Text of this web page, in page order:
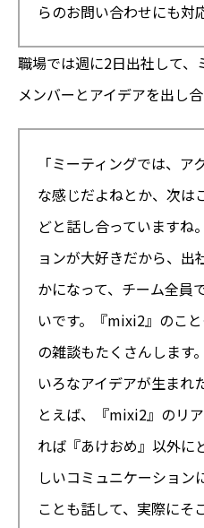
らのお問い合わせにも対
職場では週に2日出社して、
メンバーとアイデアを出し
「ミーティングでは、
な感じだよねとか、次は
どと話し合っていますね
ョンが大好きだから、出
かになって、チーム全員
いです。『mixi2』のこ
の雑談もたくさんします
いろなアイデアが生まれ
とえば、『mixi2』のリ
れば『あけおめ』以外に
しいコミュニケーション
ことも話して、実際にそ